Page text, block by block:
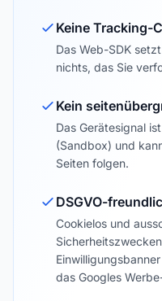
Keine Tracking-
Das Web-SDK
nichts, das Sie
Kein
Das Gerätesignal
(Sandbox) und
Seiten folgen.
DSGVO-
Cookielos und
das Googles